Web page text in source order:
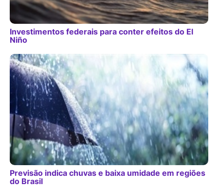
Investimentos federais para conter efeitos do El
Niño
Previsão indica chuvas e baixa umidade em regiões
do Brasil